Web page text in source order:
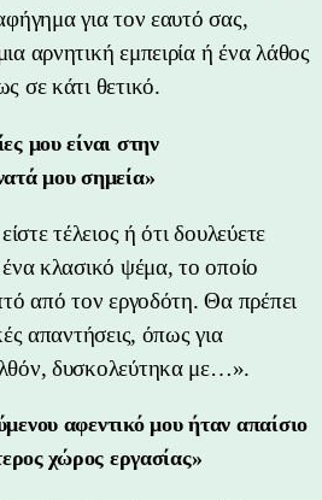
για τον εαυτό σας,
αρνητική εμπειρία ή ένα λάθος
σε κάτι θετικό.
μου είναι στην
μου σημεία»
τέλειος ή ότι δουλεύετε
κλασικό ψέμα, το οποίο
από τον εργοδότη. Θα πρέπει
απαντήσεις, όπως για
δυσκολεύτηκα με…».
αφεντικό μου ήταν απαίσιο
χώρος εργασίας»